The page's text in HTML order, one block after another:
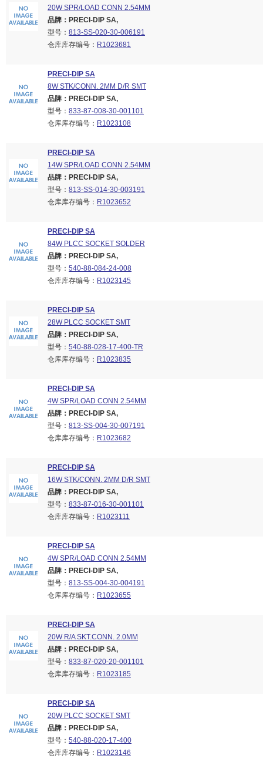
20W SPR/LOAD CONN 2.54MM
品牌：PRECI-DIP SA,
型号： 813-SS-020-30-006191
仓库库存编号： R1023681
PRECI-DIP SA
8W STK/CONN. 2MM D/R SMT
品牌：PRECI-DIP SA,
型号： 833-87-008-30-001101
仓库库存编号： R1023108
PRECI-DIP SA
14W SPR/LOAD CONN 2.54MM
品牌：PRECI-DIP SA,
型号： 813-SS-014-30-003191
仓库库存编号： R1023652
PRECI-DIP SA
84W PLCC SOCKET SOLDER
品牌：PRECI-DIP SA,
型号： 540-88-084-24-008
仓库库存编号： R1023145
PRECI-DIP SA
28W PLCC SOCKET SMT
品牌：PRECI-DIP SA,
型号： 540-88-028-17-400-TR
仓库库存编号： R1023835
PRECI-DIP SA
4W SPR/LOAD CONN 2.54MM
品牌：PRECI-DIP SA,
型号： 813-SS-004-30-007191
仓库库存编号： R1023682
PRECI-DIP SA
16W STK/CONN. 2MM D/R SMT
品牌：PRECI-DIP SA,
型号： 833-87-016-30-001101
仓库库存编号： R1023111
PRECI-DIP SA
4W SPR/LOAD CONN 2.54MM
品牌：PRECI-DIP SA,
型号： 813-SS-004-30-004191
仓库库存编号： R1023655
PRECI-DIP SA
20W R/A SKT.CONN. 2.0MM
品牌：PRECI-DIP SA,
型号： 833-87-020-20-001101
仓库库存编号： R1023185
PRECI-DIP SA
20W PLCC SOCKET SMT
品牌：PRECI-DIP SA,
型号： 540-88-020-17-400
仓库库存编号： R1023146